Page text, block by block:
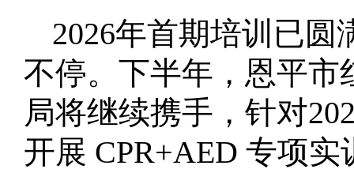
2026年首期培训已
不停。下半年，恩平市
局将继续携手，针对
开展 CPR+AED 专项